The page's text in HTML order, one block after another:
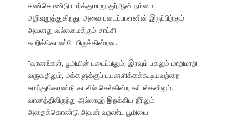
கண்கொண்டு பார்க்குமாறு குர்ஆன் நம்மை
அறிவுறுத்துகிறது. அவை படைப்பாளனின் இருப்பிற்கும்
அவனது வல்லமைக்கும் சாட்சி
கூறிக்கொண்டேயிருக்கின்றன.
“வானங்கள், பூமியின் படைப்பிலும், இரவும் பகலும் மாறிமாறி
வருவதிலும், மக்களுக்குப் பயனளிக்கக்கூடியவற்றை
சுமந்துகொண்டு கடலில் செல்கின்ற கப்பல்களிலும்,
வானத்திலிருந்து அல்லாஹ் இறக்கிய நீரிலும் –
அதைக்கொண்டு அவன் வறண்ட பூமியை